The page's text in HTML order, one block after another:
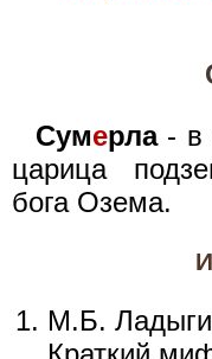
Сумерла- в
царица
бога Озема.
М.Б.